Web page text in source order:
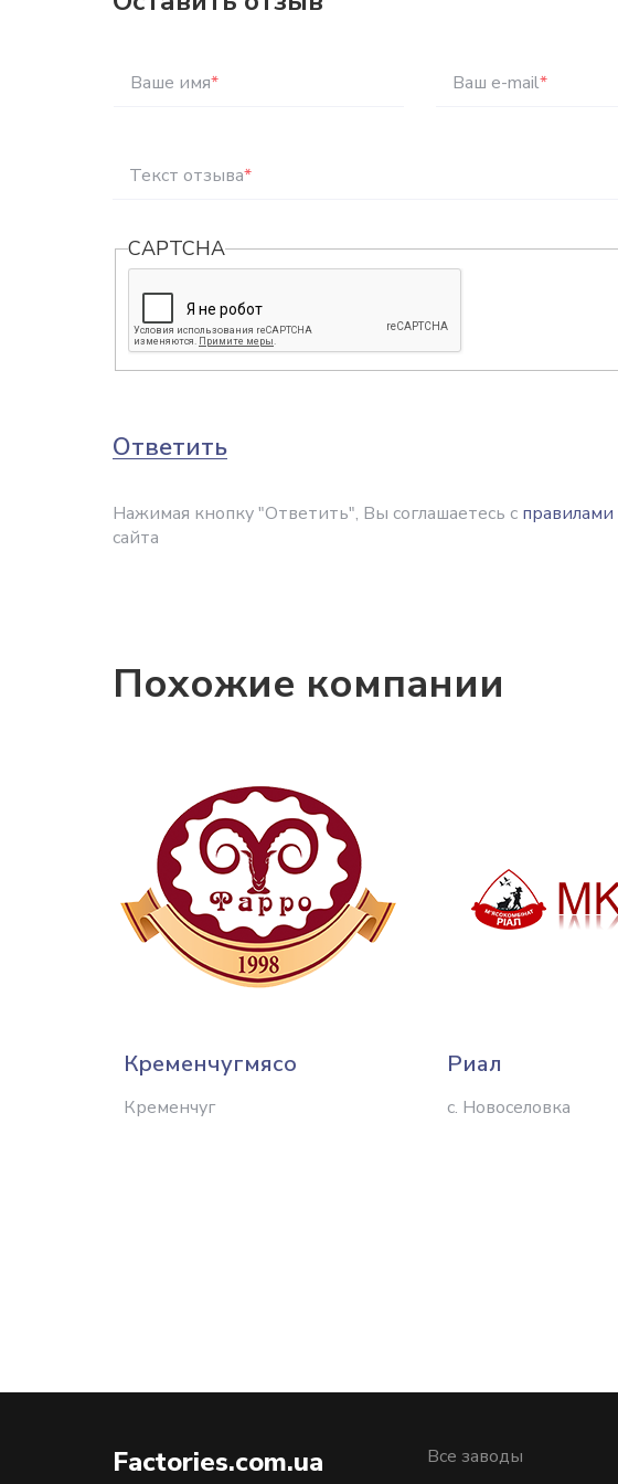
Ваше имя* Ваш e-mail*
Текст отзыва*
CAPTCHA
Ответить
Нажимая кнопку "Ответить", Вы соглашаетесь с правилами
сайта
Похожие компании
Кременчугмясо
Кременчуг
Риал
с. Новоселовка
Factories.com.ua Все заводы